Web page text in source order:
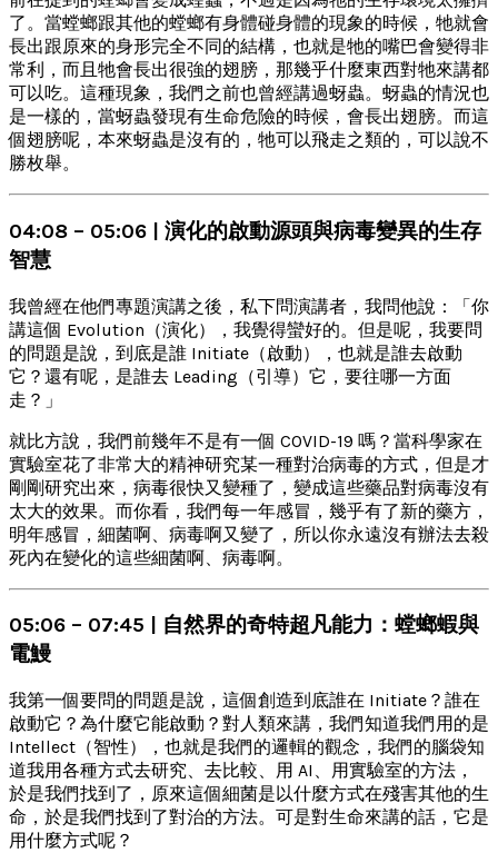
了。當螳螂跟其他的螳螂有身體碰身體的現象的時候，牠就會
長出跟原來的身形完全不同的結構，也就是牠的嘴巴會變得非
常利，而且牠會長出很強的翅膀，那幾乎什麼東西對牠來講都
可以吃。這種現象，我們之前也曾經講過蚜蟲。蚜蟲的情況也
是一樣的，當蚜蟲發現有生命危險的時候，會長出翅膀。而這
個翅膀呢，本來蚜蟲是沒有的，牠可以飛走之類的，可以說不
勝枚舉。
04:08 – 05:06 | 演化的啟動源頭與病毒變異的生存
智慧
我曾經在他們專題演講之後，私下問演講者，我問他說：「你
講這個 Evolution（演化），我覺得蠻好的。但是呢，我要問
的問題是說，到底是誰 Initiate（啟動），也就是誰去啟動
它？還有呢，是誰去 Leading（引導）它，要往哪一方面
走？」
就比方說，我們前幾年不是有一個 COVID-19 嗎？當科學家在
實驗室花了非常大的精神研究某一種對治病毒的方式，但是才
剛剛研究出來，病毒很快又變種了，變成這些藥品對病毒沒有
太大的效果。而你看，我們每一年感冒，幾乎有了新的藥方，
明年感冒，細菌啊、病毒啊又變了，所以你永遠沒有辦法去殺
死內在變化的這些細菌啊、病毒啊。
05:06 – 07:45 | 自然界的奇特超凡能力：螳螂蝦與
電鰻
我第一個要問的問題是說，這個創造到底誰在 Initiate？誰在
啟動它？為什麼它能啟動？對人類來講，我們知道我們用的是
Intellect（智性），也就是我們的邏輯的觀念，我們的腦袋知
道我用各種方式去研究、去比較、用 AI、用實驗室的方法，
於是我們找到了，原來這個細菌是以什麼方式在殘害其他的生
命，於是我們找到了對治的方法。可是對生命來講的話，它是
用什麼方式呢？